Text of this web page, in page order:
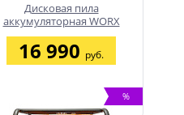
Дисковая пила
аккумуляторная WORX
WX526, 165мм, 20В, 2 Ач х1,
ЗУ 2А, коробка
16 990 руб.
%